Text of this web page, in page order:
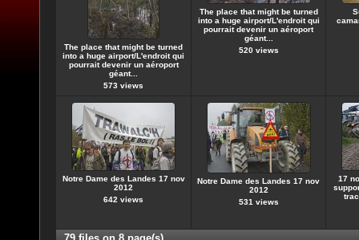
The place that might be turned
into a huge airport/L'endroit qui
pourrait devenir un aéroport
géant...
573 views
The place that might be turned
into a huge airport/L'endroit qui
pourrait devenir un aéroport
géant...
520 views
Notre Dame des Landes 17 nov
2012
642 views
Notre Dame des Landes 17 nov
2012
531 views
17